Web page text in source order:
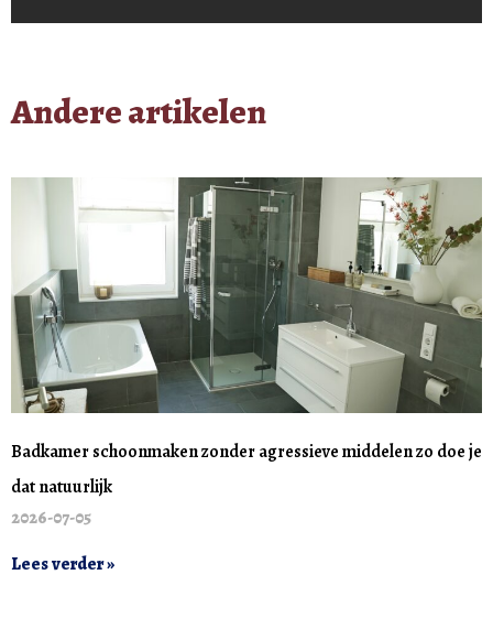
Andere artikelen
Badkamer schoonmaken zonder agressieve middelen zo doe je
dat natuurlijk
2026-07-05
Lees verder »